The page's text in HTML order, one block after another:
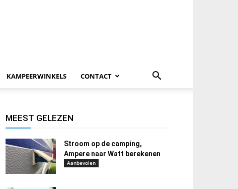
KAMPEERWINKELS CONTACT
MEEST GELEZEN
Stroom op de camping,
Ampere naar Watt berekenen
Aanbevolen